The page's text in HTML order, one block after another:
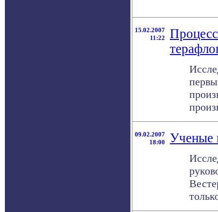
15.02.2007
11:22
09.02.2007
18:00
Ученые